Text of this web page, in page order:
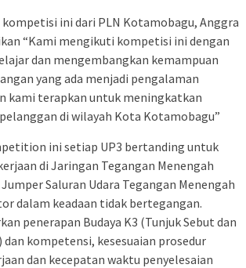
ini dari PLN Kotamobagu, Anggra
“Kami mengikuti kompetisi ini dengan
dan mengembangkan kemampuan
yang ada menjadi pengalaman
kami terapkan untuk meningkatkan
di wilayah Kota Kotamobagu”
ini setiap UP3 bertanding untuk
di Jaringan Tegangan Menengah
Saluran Udara Tegangan Menengah
dalam keadaan tidak bertegangan.
penerapan Budaya K3 (Tunjuk Sebut dan
kompetensi, kesesuaian prosedur
dan kecepatan waktu penyelesaian